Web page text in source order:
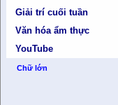
Giải trí cuối tuần
Văn hóa ẩm thực
YouTube
Chữ lớn